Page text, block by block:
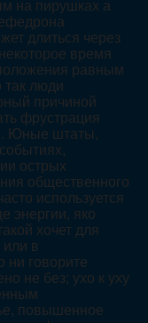
на пирушках а
длиться через
время
равным
так люди
причиной
фрустрация
Юные штаты,
острых
общественного
используется
энергии, яко
хочет для
в
ни говорите
не без; ухо к уху
повышенное